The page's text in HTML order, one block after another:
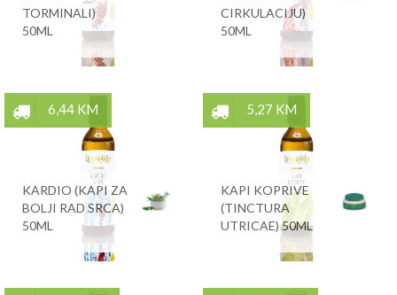
TORMINALI)
50ML
CIRKULACIJU)
50ML
6,44 KM
KARDIO (KAPI ZA
BOLJI RAD SRCA)
50ML
5,27 KM
KAPI KOPRIVE
(TINCTURA
UTRICAE) 50ML